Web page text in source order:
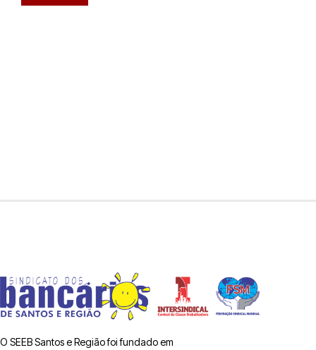
O SEEB Santos e Região foi fundado em